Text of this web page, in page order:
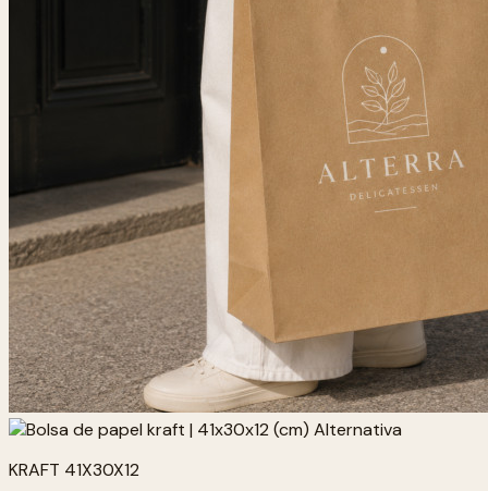
KRAFT 41X30X12